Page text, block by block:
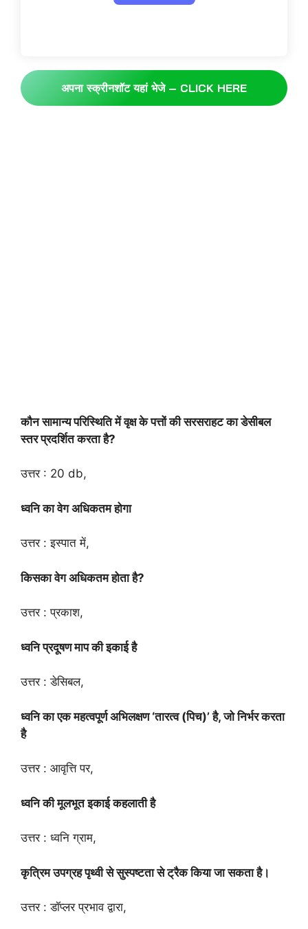
अपना स्क्रीनशॉट यहां भेजे – CLICK HERE
कौन सामान्य परिस्थिति में वृक्ष के पत्तों की सरसराहट का डेसीबल
स्तर प्रदर्शित करता है?
उत्तर : 20 db,
ध्वनि का वेग अधिकतम होगा
उत्तर : इस्पात में,
किसका वेग अधिकतम होता है?
उत्तर : प्रकाश,
ध्वनि प्रदूषण माप की इकाई है
उत्तर : डेसिबल,
ध्वनि का एक महत्वपूर्ण अभिलक्षण ‘तारत्व (पिच)’ है, जो निर्भर करता
है
उत्तर : आवृत्ति पर,
ध्वनि की मूलभूत इकाई कहलाती है
उत्तर : ध्वनि ग्राम,
कृत्रिम उपग्रह पृथ्वी से सुस्पष्टता से ट्रैक किया जा सकता है।
उत्तर : डॉप्लर प्रभाव द्वारा,